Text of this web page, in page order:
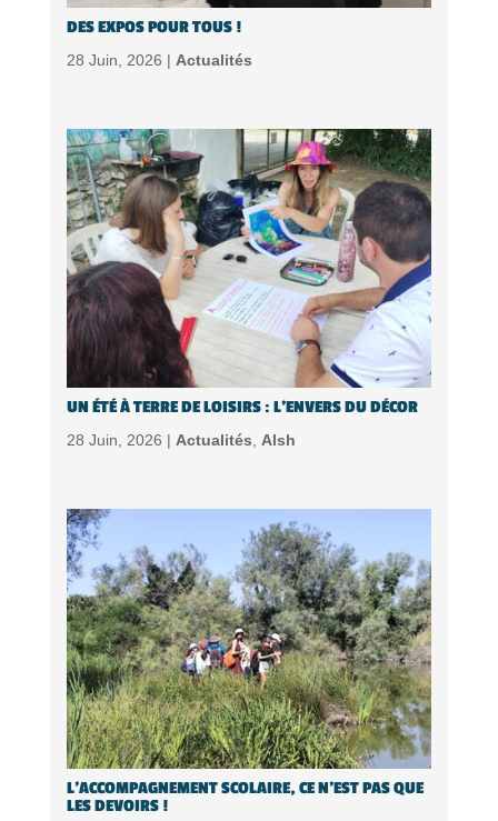
DES EXPOS POUR TOUS !
28 Juin, 2026 | Actualités
UN ÉTÉ À TERRE DE LOISIRS : L’ENVERS DU DÉCOR
28 Juin, 2026 | Actualités, Alsh
L’ACCOMPAGNEMENT SCOLAIRE, CE N’EST PAS QUE
LES DEVOIRS !